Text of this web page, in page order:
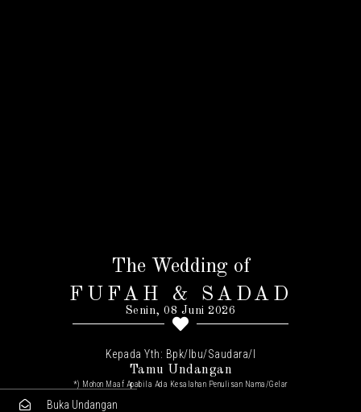
The Wedding of
FUFAH & SADAD
Senin, 08 Juni 2026
Kepada Yth: Bpk/Ibu/Saudara/I
Tamu Undangan
*) Mohon Maaf Apabila Ada Kesalahan Penulisan Nama/gelar
Buka Undangan